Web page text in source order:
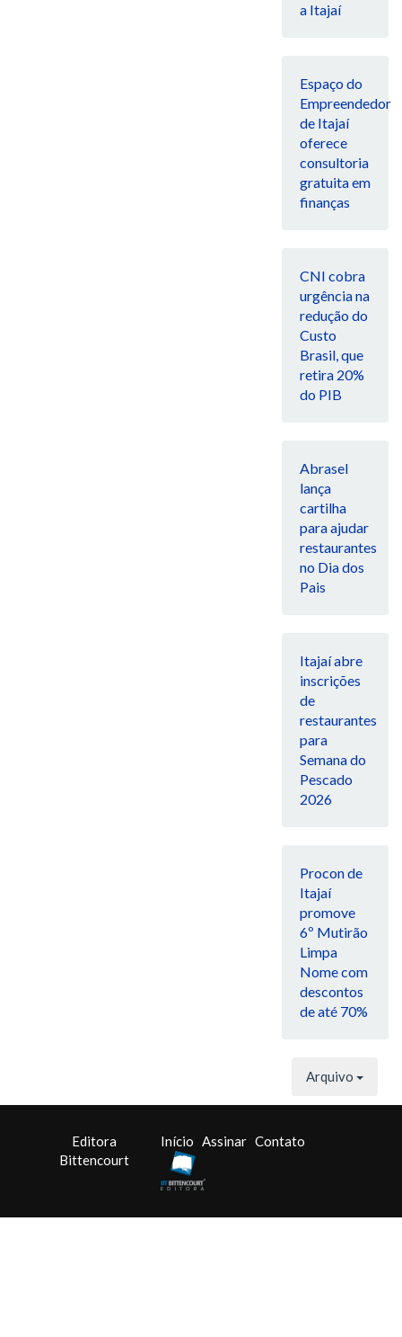
a Itajaí
Espaço do
Empreendedor
de Itajaí
oferece
consultoria
gratuita em
finanças
CNI cobra
urgência na
redução do
Custo
Brasil, que
retira 20%
do PIB
Abrasel
lança
cartilha
para ajudar
restaurantes
no Dia dos
Pais
Itajaí abre
inscrições
de
restaurantes
para
Semana do
Pescado
2026
Procon de
Itajaí
promove
6º Mutirão
Limpa
Nome com
descontos
de até 70%
Arquivo
Editora
Bittencourt
Início Assinar Contato